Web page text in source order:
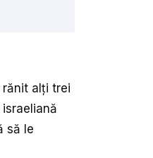
alți trei
să le